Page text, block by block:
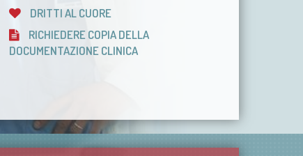
DRITTI AL CUORE
RICHIEDERE COPIA DELLA
DOCUMENTAZIONE CLINICA